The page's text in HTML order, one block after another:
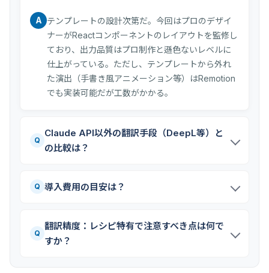
A テンプレートの設計次第だ。今回はプロのデザイ
ナーがReactコンポーネントのレイアウトを監修し
ており、出力品質はプロ制作と遜色ないレベルに
仕上がっている。ただし、テンプレートから外れ
た演出（手書き風アニメーション等）はRemotion
でも実装可能だが工数がかかる。
Q
Claude API以外の翻訳手段（DeepL等）と
の比較は？
Q 導入費用の目安は？
Q
翻訳精度：レシピ特有で注意すべき点は何で
すか？